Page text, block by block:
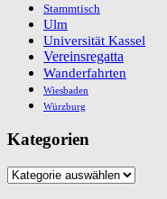
Stammtisch
Ulm
Universität Kassel
Vereinsregatta
Wanderfahrten
Wiesbaden
Würzburg
Kategorien
Kategorien